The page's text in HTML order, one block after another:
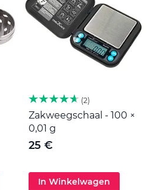
2
Zakweegschaal - 100 ×
0,01 g
25 €
In Winkelwagen